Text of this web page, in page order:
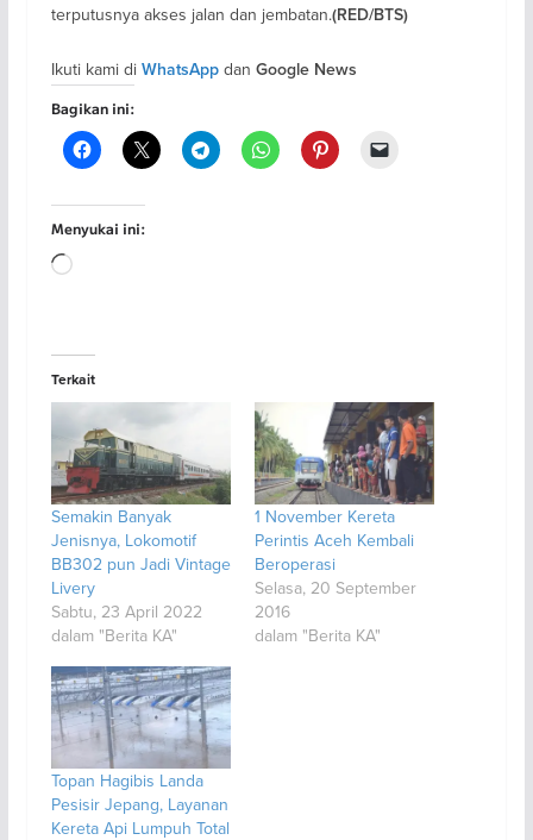
terputusnya akses jalan dan jembatan.(RED/BTS)
Ikuti kami di WhatsAppdan Google News
Bagikan ini:
Menyukai ini:
Memuat...
Terkait
Semakin Banyak
Jenisnya, Lokomotif
BB302 pun Jadi Vintage
Livery
Sabtu, 23 April 2022
dalam "Berita KA"
1 November Kereta
Perintis Aceh Kembali
Beroperasi
Selasa, 20 September
2016
dalam "Berita KA"
Topan Hagibis Landa
Pesisir Jepang, Layanan
Kereta Api Lumpuh Total